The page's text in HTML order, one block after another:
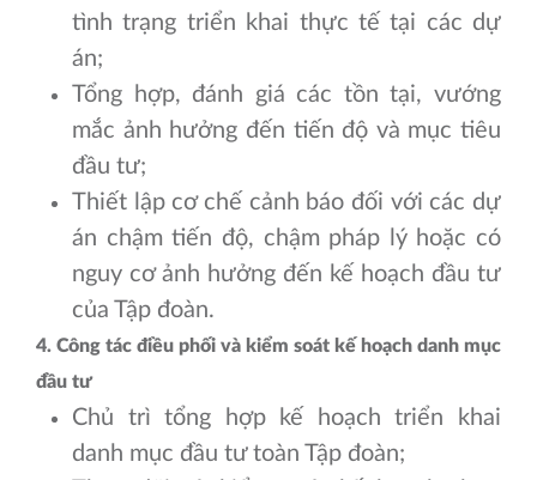
tình trạng triển khai thực tế tại các dự
án;
Tổng hợp, đánh giá các tồn tại, vướng
mắc ảnh hưởng đến tiến độ và mục tiêu
đầu tư;
Thiết lập cơ chế cảnh báo đối với các dự
án chậm tiến độ, chậm pháp lý hoặc có
nguy cơ ảnh hưởng đến kế hoạch đầu tư
của Tập đoàn.
4. Công tác điều phối và kiểm soát kế hoạch danh mục
đầu tư
Chủ trì tổng hợp kế hoạch triển khai
danh mục đầu tư toàn Tập đoàn;